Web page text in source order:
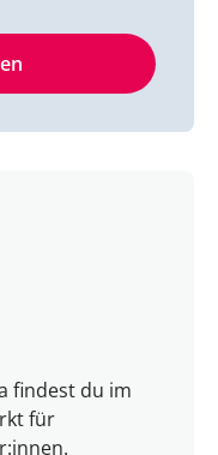
findest du im
für